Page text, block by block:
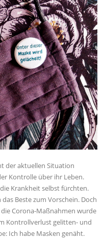
der aktuellen Situation
Kontrolle über ihr Leben.
Krankheit selbst fürchten.
Beste zum Vorschein. Doch
Corona-Maßnahmen wurde
Kontrollverlust gelitten- und
Ich habe Masken genäht.